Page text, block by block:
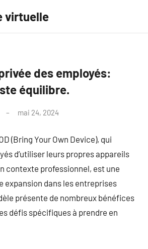
virtuelle
des employés:
équilibre.
mai 24, 2024
(Bring Your Own Device), qui
d’utiliser leurs propres appareils
contexte professionnel, est une
expansion dans les entreprises
présente de nombreux bénéfices
défis spécifiques à prendre en